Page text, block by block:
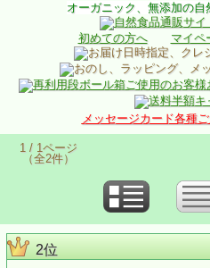
オーガニック、無添加の
初めての方へ マイペ
メッセージカード各種ご
1 / 1ページ
（全2件）
2位